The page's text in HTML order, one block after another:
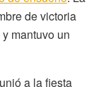
de victoria
mantuvo un
a la fiesta